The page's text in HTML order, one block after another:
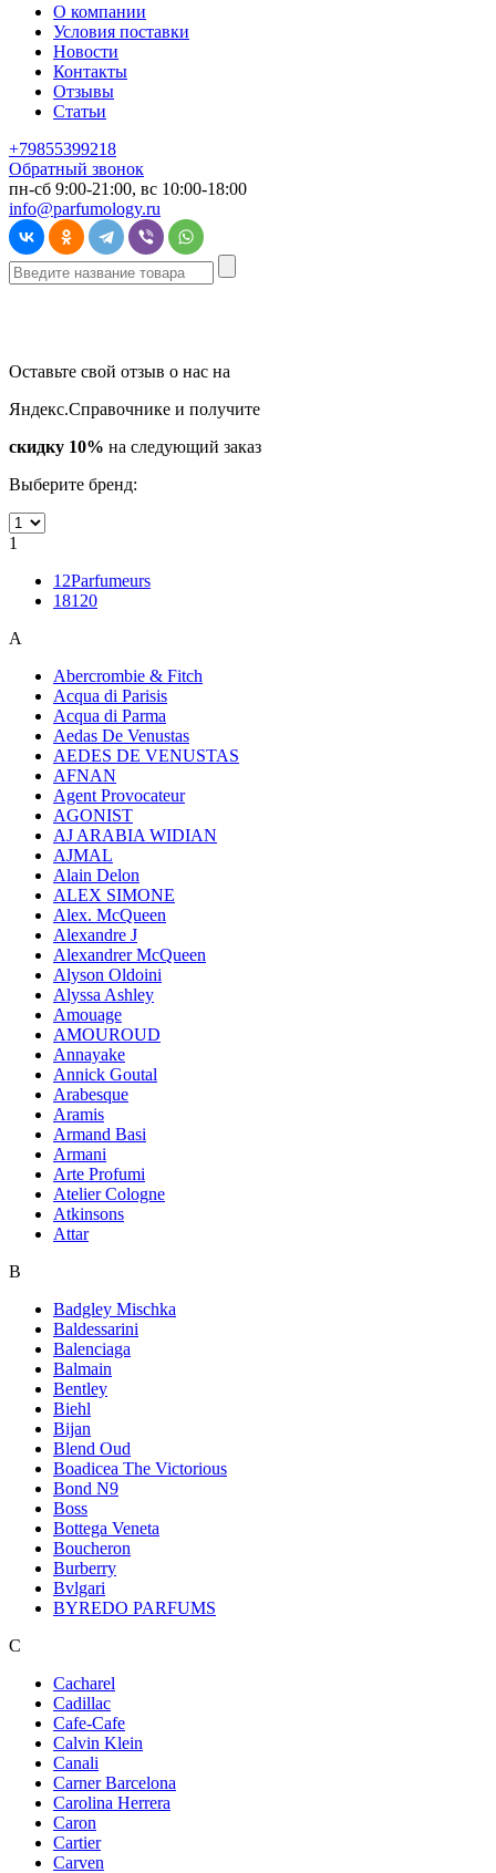
О компании
Условия поставки
Новости
Контакты
Отзывы
Статьи
+79855399218
Обратный звонок
пн-сб 9:00-21:00, вс 10:00-18:00
info@parfumology.ru
Оставьте свой отзыв о нас на
Яндекс.Справочнике и получите
скидку 10% на следующий заказ
Выберите бренд:
1
12Parfumeurs
18120
A
Abercrombie & Fitch
Acqua di Parisis
Acqua di Parma
Aedas De Venustas
AEDES DE VENUSTAS
AFNAN
Agent Provocateur
AGONIST
AJ ARABIA WIDIAN
AJMAL
Alain Delon
ALEX SIMONE
Alex. McQueen
Alexandre J
Alexandrer McQueen
Alyson Oldoini
Alyssa Ashley
Amouage
AMOUROUD
Annayake
Annick Goutal
Arabesque
Aramis
Armand Basi
Armani
Arte Profumi
Atelier Cologne
Atkinsons
Attar
B
Badgley Mischka
Baldessarini
Balenciaga
Balmain
Bentley
Biehl
Bijan
Blend Oud
Boadicea The Victorious
Bond N9
Boss
Bottega Veneta
Boucheron
Burberry
Bvlgari
BYREDO PARFUMS
C
Cacharel
Cadillac
Cafe-Cafe
Calvin Klein
Canali
Carner Barcelona
Carolina Herrera
Caron
Cartier
Carven